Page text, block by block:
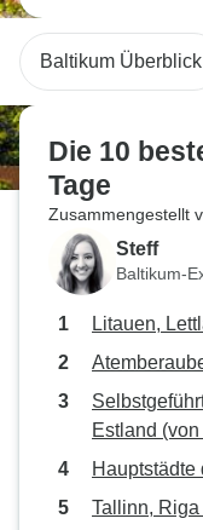
Baltikum Überblick
Die 10
Tage
Zusammengestellt
Steff
Baltikum-
Litauen,
Estland
Hauptstädte
Tallinn,